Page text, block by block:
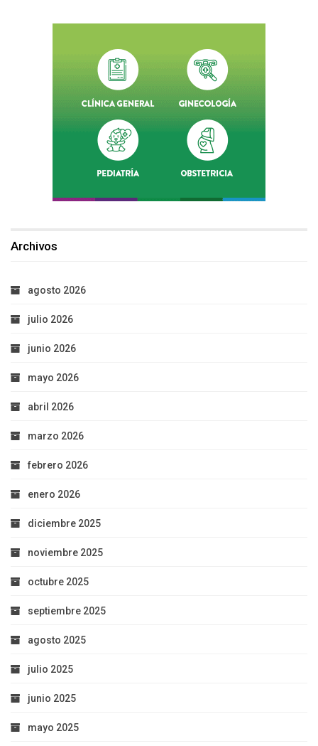
Archivos
agosto 2026
julio 2026
junio 2026
mayo 2026
abril 2026
marzo 2026
febrero 2026
enero 2026
diciembre 2025
noviembre 2025
octubre 2025
septiembre 2025
agosto 2025
julio 2025
junio 2025
mayo 2025